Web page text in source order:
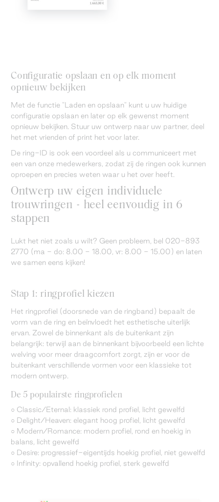
Configuratie opslaan en op elk moment
opnieuw bekijken
Met de functie "Laden en opslaan" kunt u uw huidige
configuratie opslaan en later op elk gewenst moment
opnieuw bekijken. Stuur uw ontwerp naar uw partner, deel
het met vrienden of print het voor later.
De ring-ID is ook een voordeel als u communiceert met
een van onze medewerkers, zodat zij de ringen ook kunnen
oproepen en precies weten waar u het over heeft.
Ontwerp uw eigen individuele
trouwringen - heel eenvoudig in 6
stappen
Lukt het niet zoals u wilt? Geen probleem, bel 020-893
2770 (ma - do: 8.00 - 18.00, vr: 8.00 - 15.00) en laten
we samen eens kijken!
Stap 1: ringprofiel kiezen
Het ringprofiel (doorsnede van de ringband) bepaalt de
vorm van de ring en beïnvloedt het esthetische uiterlijk
ervan. Zowel de binnenkant als de buitenkant zijn
belangrijk: terwijl aan de binnenkant bijvoorbeeld een lichte
welving voor meer draagcomfort zorgt, zijn er voor de
buitenkant verschillende vormen voor een klassieke tot
modern ontwerp.
De 5 populairste ringprofielen
○ Classic/Eternal: klassiek rond profiel, licht gewelfd
○ Delight/Heaven: elegant hoog profiel, licht gewelfd
○ Modern/Romance: modern profiel, rond en hoekig in
balans, licht gewelfd
○ Desire: progressief-eigentijds hoekig profiel, niet gewelfd
○ Infinity: opvallend hoekig profiel, sterk gewelfd